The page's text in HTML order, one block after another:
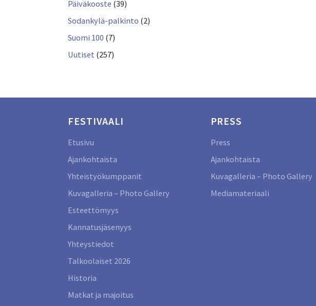
Päiväkooste (39)
Sodankylä-palkinto (2)
Suomi 100 (7)
Uutiset (257)
FESTIVAALI
Etusivu
Ajankohtaista
Yhteistyökumppanit
Kuvagalleria – Photo Gallery
Esteettömyys
Kannatusjäsenyys
Yhteystiedot
Talkoolaiset 2026
Historia
Matkat ja majoitus
PRESS
Press
Ajankohtaista
Kuvagalleria – Photo Gallery
Mediamateriaali